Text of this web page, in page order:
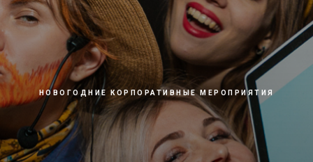
НОВОГОДНИЕ КОРПОРАТИВНЫЕ МЕРОПРИЯТИЯ